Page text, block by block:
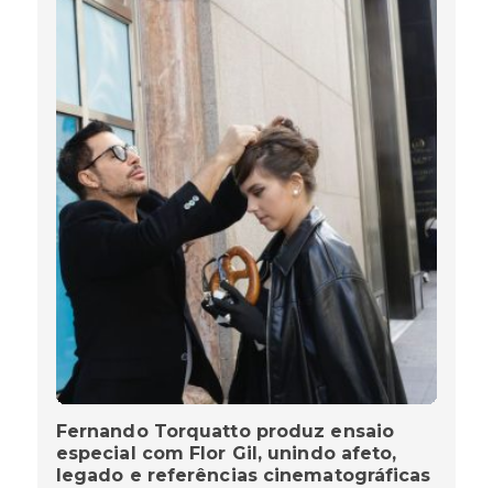
Fernando Torquatto produz ensaio
especial com Flor Gil, unindo afeto,
legado e referências cinematográficas